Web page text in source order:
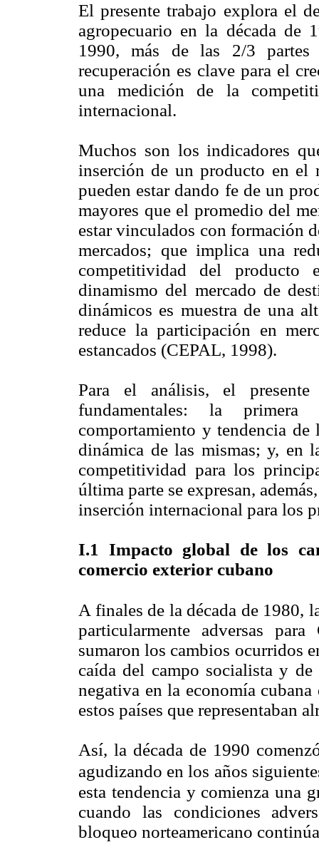
El presente trabajo explora el
agropecuario en la década de
1990, más de las 2/3 partes
recuperación es clave para el
una medición de la
internacional.
Muchos son los indicadores
inserción de un producto en el
pueden estar dando fe de un
mayores que el promedio del
estar vinculados con formación
mercados; que implica una
competitividad del
dinamismo del mercado de
dinámicos es muestra de una
reduce la participación en
estancados (CEPAL, 1998).
Para el análisis, el
fundamentales: la
comportamiento y tendencia de
dinámica de las mismas; y, en
competitividad para los
última parte se expresan,
inserción internacional para los
I.1 Impacto global de los
comercio exterior cubano
A finales de la década de 1980,
particularmente adversas
sumaron los cambios ocurridos
caída del campo socialista y
negativa en la economía
estos países que representaban
Así, la década de 1990
agudizando en los años
esta tendencia y comienza una
cuando las condiciones
bloqueo norteamericano